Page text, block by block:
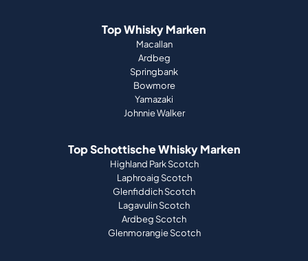
Top Whisky Marken
Macallan
Ardbeg
Springbank
Bowmore
Yamazaki
Johnnie Walker
Top Schottische Whisky Marken
Highland Park Scotch
Laphroaig Scotch
Glenfiddich Scotch
Lagavulin Scotch
Ardbeg Scotch
Glenmorangie Scotch